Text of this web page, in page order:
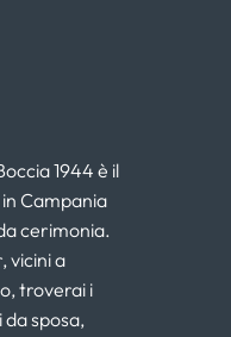
1944 è il
Campania
cerimonia.
vicini a
troverai i
sposa,